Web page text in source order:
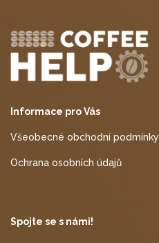
Informace pro Vás
Všeobecné obchodní podmínky
Ochrana osobních údajů
Spojte se s námi!